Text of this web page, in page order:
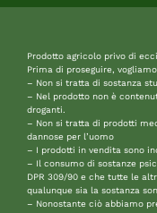
Prodotto agricolo privo di
Prima di proseguire,
– Non si tratta di sostanza
– Nel prodotto non è
droganti.
– Non si tratta di prodotti
dannose per l’uomo
– I prodotti in vendita sono
– Il consumo di sostanze
DPR 309/90 e che tutte le
qualunque sia la sostanza
– Nonostante ciò abbiamo